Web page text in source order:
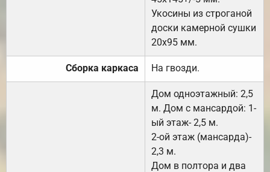
Укосины из строганой
доски камерной сушки
20х95 мм.
Сборка каркаса На гвозди.
Дом одноэтажный: 2,5
м. Дом с мансардой: 1-
ый этаж- 2,5 м.
2-ой этаж (мансарда)-
2,3 м.
Дом в полтора и два